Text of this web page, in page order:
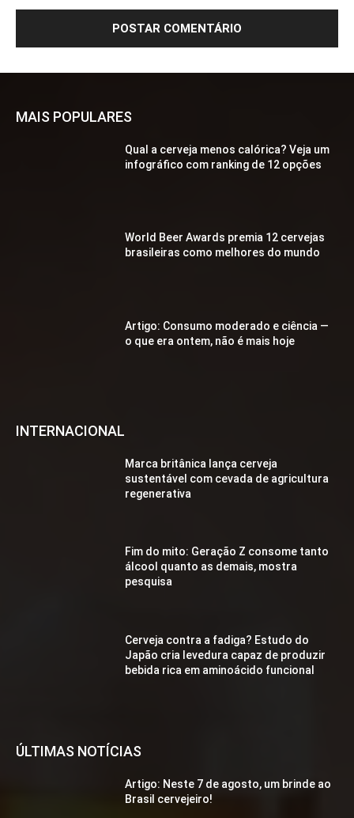
MAIS POPULARES
Qual a cerveja menos calórica? Veja um
infográfico com ranking de 12 opções
World Beer Awards premia 12 cervejas
brasileiras como melhores do mundo
Artigo: Consumo moderado e ciência —
o que era ontem, não é mais hoje
INTERNACIONAL
Marca britânica lança cerveja
sustentável com cevada de agricultura
regenerativa
Fim do mito: Geração Z consome tanto
álcool quanto as demais, mostra
pesquisa
Cerveja contra a fadiga? Estudo do
Japão cria levedura capaz de produzir
bebida rica em aminoácido funcional
ÚLTIMAS NOTÍCIAS
Artigo: Neste 7 de agosto, um brinde ao
Brasil cervejeiro!